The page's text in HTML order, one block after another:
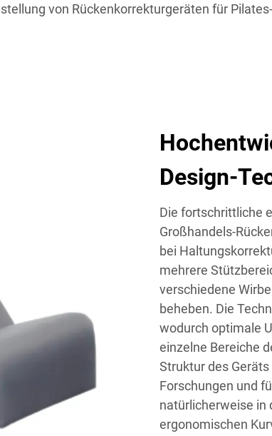
von Rückenkorrekturgeräten für
Design-
Die fortschrittliche
Großhandels-
bei
mehrere
verschiedene
beheben. Die
wodurch optimale
einzelne Bereiche
Struktur des
Forschungen und
natürlicherweise in
ergonomischen